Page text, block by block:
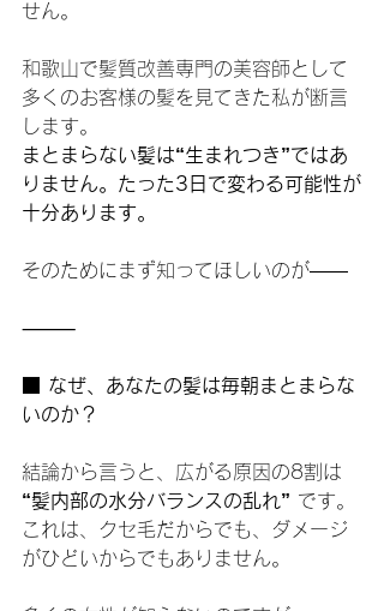
せん。
和歌山で髪質改善専門の美容師として
多くのお客様の髪を見てきた私が断言
します。
まとまらない髪は“生まれつき”ではあ
りません。たった3日で変わる可能性が
十分あります。
そのためにまず知ってほしいのが——
⸻
■ なぜ、あなたの髪は毎朝まとまらな
いのか？
結論から言うと、広がる原因の8割は
“髪内部の水分バランスの乱れ” です。
これは、クセ毛だからでも、ダメージ
がひどいからでもありません。